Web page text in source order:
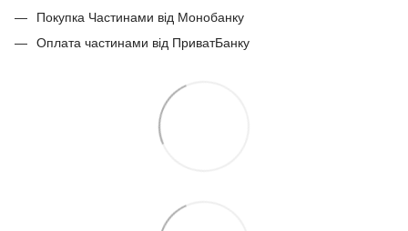
Покупка Частинами від Монобанку
Оплата частинами від ПриватБанку